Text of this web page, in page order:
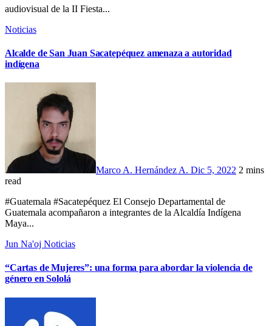
audiovisual de la II Fiesta...
Noticias
Alcalde de San Juan Sacatepéquez amenaza a autoridad
indígena
Marco A. Hernández A. Dic 5, 2022 2 mins
read
#Guatemala #Sacatepéquez El Consejo Departamental de
Guatemala acompañaron a integrantes de la Alcaldía Indígena
Maya...
Jun Na'oj Noticias
“Cartas de Mujeres”: una forma para abordar la violencia de
género en Sololá